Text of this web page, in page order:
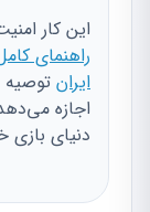
این کار
راهنمای
ایران توصیه
اجازه
دنیای بازی